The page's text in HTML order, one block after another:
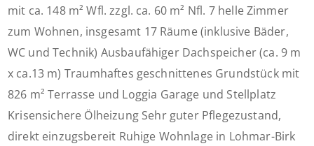
mit ca. 148 m² Wfl. zzgl. ca. 60 m² Nfl. 7 helle Zimmer
zum Wohnen, insgesamt 17 Räume (inklusive Bäder,
WC und Technik) Ausbaufähiger Dachspeicher (ca. 9 m
x ca.13 m) Traumhaftes geschnittenes Grundstück mit
826 m² Terrasse und Loggia Garage und Stellplatz
Krisensichere Ölheizung Sehr guter Pflegezustand,
direkt einzugsbereit Ruhige Wohnlage in Lohmar-Birk